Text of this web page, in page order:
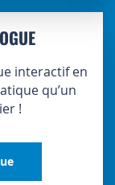
interactif en
qu’un
!